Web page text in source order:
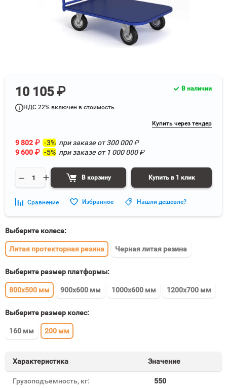
10 105 ₽
НДС 22% включен в стоимость
Купить через тендер
9 802 ₽ -3% при заказе от300 000₽
9 600 ₽ -5% при заказе от 1 000 000₽
В корзину Купить в 1 клик
В наличии
Сравнение Избранное Нашли дешевле?
Выберите колеса:
Литая протекторная резина Черная литая резина
Выберите размер платформы:
800x500 мм 900x600 мм 1000x600 мм 1200x700 мм
Выберите размер колес:
160 мм 200 мм
Характеристика Значение
Грузоподъемность, кг: 550